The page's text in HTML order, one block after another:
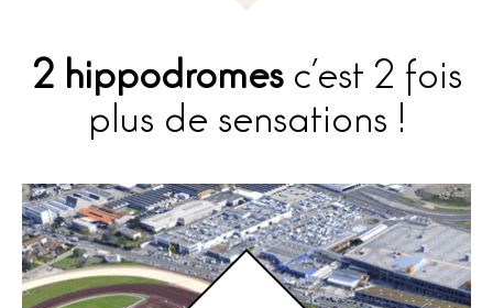
2 hippodromesc’est 2 fois
plus de sensations !